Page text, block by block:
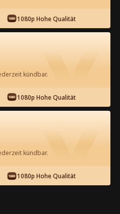
der App ansehen
Leben
Kompletter
48 49
1080p Hohe Qualität
kündbar.
1080p Hohe Qualität
kündbar.
1080p Hohe Qualität